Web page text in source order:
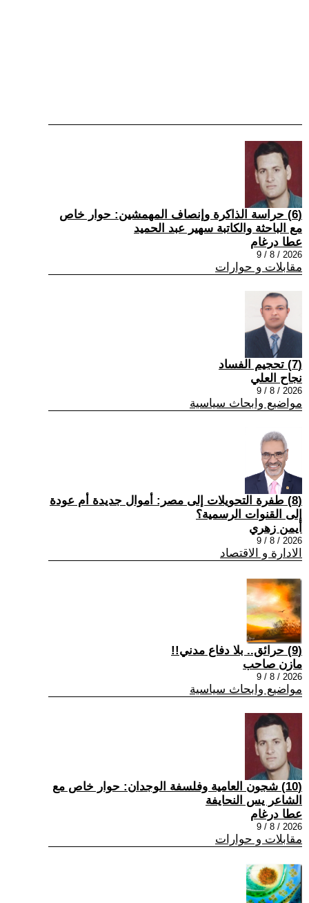
(6) حراسة الذاكرة وإنصاف المهمشين: حوار خاص
مع الباحثة والكاتبة سهير عبد الحميد
عطا درغام
2026 / 8 / 9
مقابلات و حوارات
(7) تحجيم الفساد
نجاح العلي
2026 / 8 / 9
مواضيع وابحاث سياسية
(8) طفرة التحويلات إلى مصر: أموال جديدة أم عودة
إلى القنوات الرسمية؟
أيمن زهري
2026 / 8 / 9
الادارة و الاقتصاد
(9) حرائق.. بلا دفاع مدني!!
مازن صاحب
2026 / 8 / 9
مواضيع وابحاث سياسية
(10) شجون العامية وفلسفة الوجدان: حوار خاص مع
الشاعر يس النحايفة
عطا درغام
2026 / 8 / 9
مقابلات و حوارات